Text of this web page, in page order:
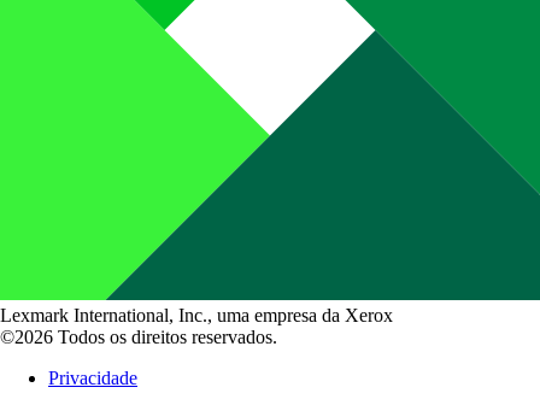
Lexmark International, Inc., uma empresa da Xerox
©2026 Todos os direitos reservados.
Privacidade